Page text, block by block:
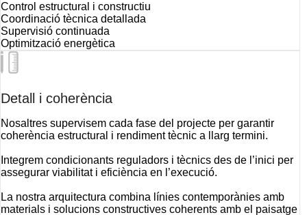
Control estructural i constructiu
Coordinació tècnica detallada
Supervisió continuada
Optimització energètica
Detall i coherència
Nosaltres supervisem cada fase del projecte per garantir
coherència estructural i rendiment tècnic a llarg termini.
Integrem condicionants reguladors i tècnics des de l’inici per
assegurar viabilitat i eficiència en l’execució.
La nostra arquitectura combina línies contemporànies amb
materials i solucions constructives coherents amb el paisatge